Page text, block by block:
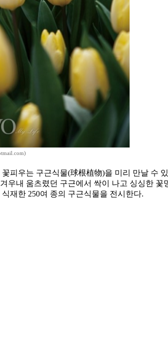
피우는 구근식물(球根植物)을 미리 만날 수
내 움츠렸던 구근에서 싹이 나고 싱싱한
재한 250여 종의 구근식물을 전시한다.